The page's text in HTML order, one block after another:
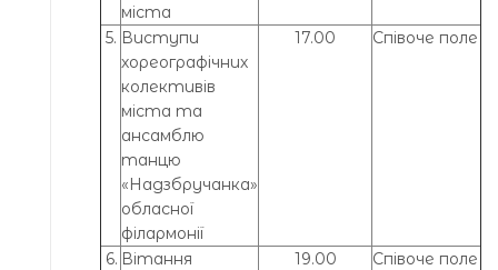
міста
5. Виступи
хореографічних
колективів
міста та
ансамблю
танцю
«Надзбручанка»
обласної
філармонії
17.00 Співоче поле
6. Вітання
19.00 Співоче поле